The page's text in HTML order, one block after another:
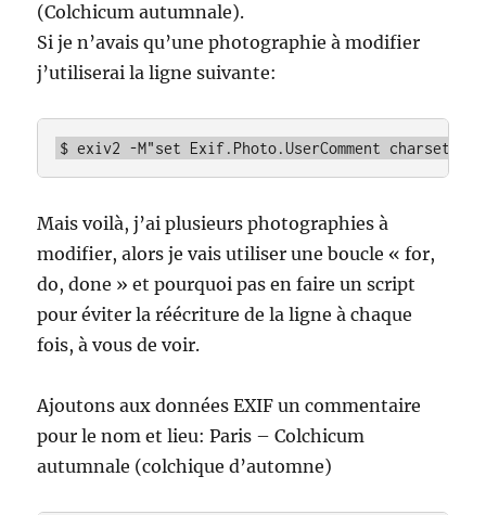
(Colchicum autumnale).
Si je n’avais qu’une photographie à modifier
j’utiliserai la ligne suivante:
$ exiv2 -M"set Exif.Photo.UserComment
Mais voilà, j’ai plusieurs photographies à
modifier, alors je vais utiliser une boucle « for,
do, done » et pourquoi pas en faire un script
pour éviter la réécriture de la ligne à chaque
fois, à vous de voir.
Ajoutons aux données EXIF un commentaire
pour le nom et lieu: Paris – Colchicum
autumnale (colchique d’automne)